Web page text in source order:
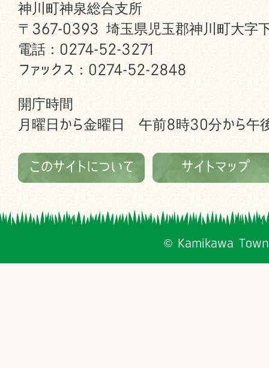
神川町神泉総合支所
〒367-0393 埼玉県児玉郡神川町大字
電話：0274-52-3271
ファックス：0274-52-2848
開庁時間
月曜日から金曜日 午前8時30分から午
このサイトについて サイトマップ
© Kamikawa Town